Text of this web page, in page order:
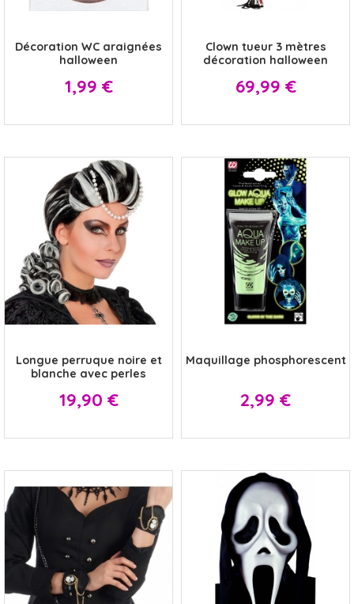
Décoration WC araignées
halloween
Prix
1,99 €
Clown tueur 3 mètres
décoration halloween
Prix
69,99 €
Longue perruque noire et
blanche avec perles
Prix
19,90 €
Maquillage phosphorescent
Prix
2,99 €